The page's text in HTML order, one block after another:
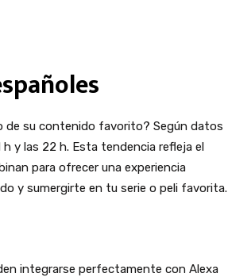
de su contenido favorito? Según datos
y las 22 h. Esta tendencia refleja el
para ofrecer una experiencia
y sumergirte en tu serie o peli favorita.
integrarse perfectamente con Alexa